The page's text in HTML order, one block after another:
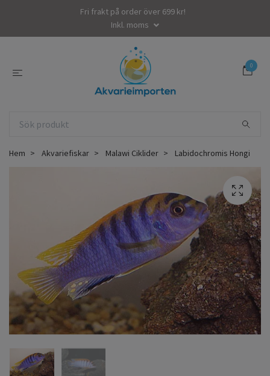
Fri frakt på order över 699 kr!
Inkl. moms
0
Hem Akvariefiskar Malawi Ciklider Labidochromis Hongi